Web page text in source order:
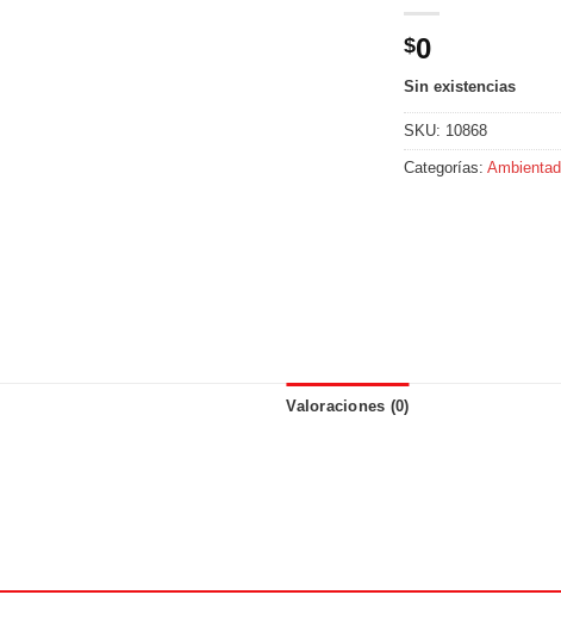
$0
Sin existencias
SKU: 10868
Categorías:
Valoraciones (0)